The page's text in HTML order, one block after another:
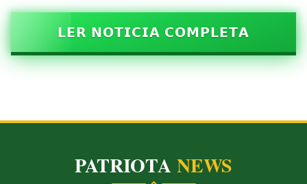
𝗟𝗘𝗥 𝗡𝗢𝗧𝗜𝗖𝗜𝗔 𝗖𝗢𝗠𝗣𝗟𝗘𝗧𝗔
PATRIOTANEWS